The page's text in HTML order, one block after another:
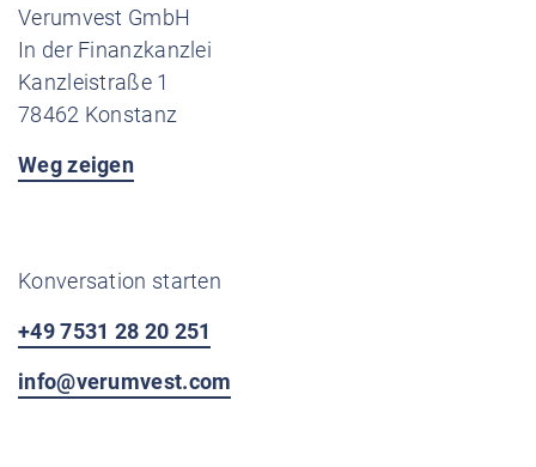
Verumvest GmbH
In der Finanzkanzlei
Kanzleistraße 1
78462 Konstanz
Weg zeigen
Konversation starten
+49 7531 28 20 251
info@verumvest.com